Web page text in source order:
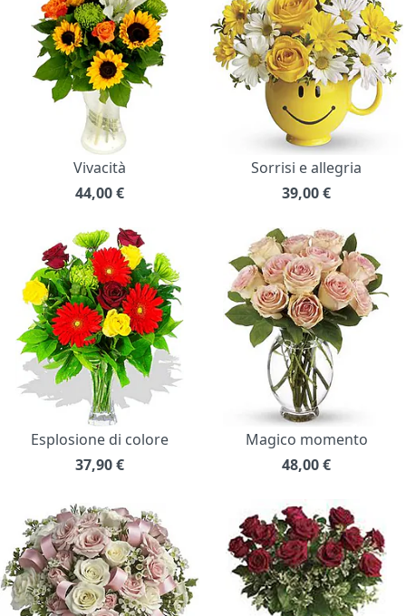
Vivacità
44,00€
Sorrisi e allegria
39,00€
Esplosione di colore
37,90€
Magico momento
48,00€